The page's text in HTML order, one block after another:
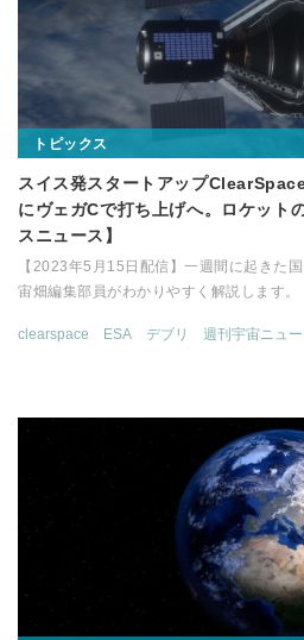
トピックス
スイス発スタートアップ
にヴェガCで打ち上げへ。ロケット
スニュース】
【2023年5月15日配信】一週間に起きた
宙畑編集部員がわかりやすく解説します。
clearspace ESA デブリ 週刊宇宙ニュ